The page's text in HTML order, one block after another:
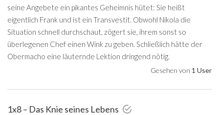
seine Angebete ein pikantes Geheimnis hütet: Sie heißt
eigentlich Frank und ist ein Transvestit. Obwohl Nikola die
Situation schnell durchschaut, zögert sie, ihrem sonst so
überlegenen Chef einen Wink zu geben. Schließlich hätte der
Obermacho eine läuternde Lektion dringend nötig.
Gesehen von 1 User
1x8 – Das Knie seines Lebens